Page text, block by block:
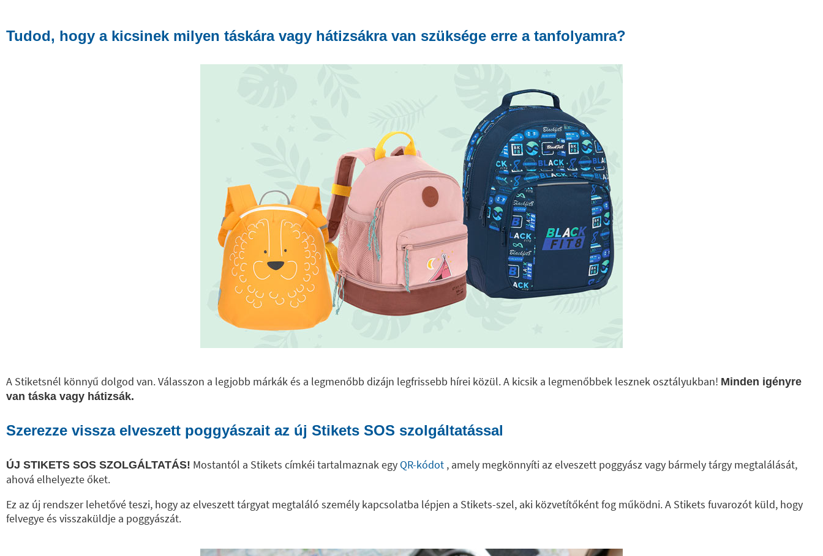
Tudod, hogy a kicsinek milyen táskára vagy hátizsákra van szüksége erre a tanfolyamra?
A Stiketsnél könnyű dolgod van. Válasszon a legjobb márkák és a legmenőbb dizájn legfrissebb hírei közül. A kicsik a legmenőbbek lesznek osztályukban! Minden igényre
van táska vagy hátizsák.
Szerezze vissza elveszett poggyászait az új Stikets SOS szolgáltatással
ÚJ STIKETS SOS SZOLGÁLTATÁS! Mostantól a Stikets címkéi tartalmaznak egy QR-kódot , amely megkönnyíti az elveszett poggyász vagy bármely tárgy megtalálását,
ahová elhelyezte őket.
Ez az új rendszer lehetővé teszi, hogy az elveszett tárgyat megtaláló személy kapcsolatba lépjen a Stikets-szel, aki közvetítőként fog működni. A Stikets fuvarozót küld, hogy
felvegye és visszaküldje a poggyászát.